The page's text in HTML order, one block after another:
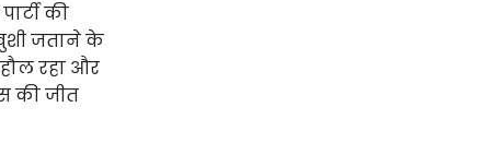
की
जताने के
रहा और
की जीत